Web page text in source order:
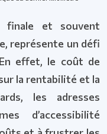
finale et souvent
représente un défi
effet, le coût de
la rentabilité et la
les adresses
d’accessibilité